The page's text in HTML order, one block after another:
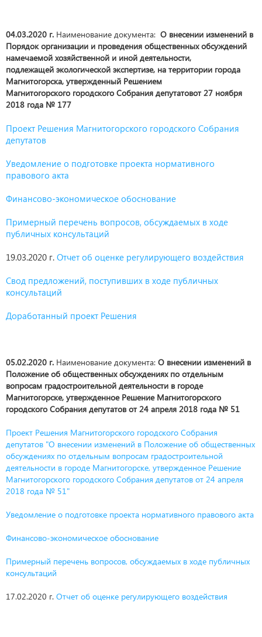
04.03.2020 г. Наименование документа: О внесении изменений в
Порядок организации и проведения общественных обсуждений
намечаемой хозяйственной и иной деятельности,
подлежащей экологической экспертизе, на территории города
Магнитогорска, утвержденный Решением
Магнитогорского городского Собрания депутатовот 27 ноября
2018 года № 177
Проект Решения Магнитогорского городского Собрания
депутатов
Уведомление о подготовке проекта нормативного
правового акта
Финансово-экономическое обоснование
Примерный перечень вопросов, обсуждаемых в ходе
публичных консультаций
19.03.2020 г. Отчет об оценке регулирующего воздействия
Свод предложений, поступивших в ходе публичных
консультаций
Доработанный проект Решения
05.02.2020 г. Наименование документа: О внесении изменений в
Положение об общественных обсуждениях по отдельным
вопросам градостроительной деятельности в городе
Магнитогорске, утвержденное Решение Магнитогорского
городского Собрания депутатов от 24 апреля 2018 года № 51
Проект Решения Магнитогорского городского Собрания
депутатов "О внесении изменений в Положение об общественных
обсуждениях по отдельным вопросам градостроительной
деятельности в городе Магнитогорске, утвержденное Решение
Магнитогорского городского Собрания депутатов от 24 апреля
2018 года № 51"
Уведомление о подготовке проекта нормативного правового акта
Финансово-экономическое обоснование
Примерный перечень вопросов, обсуждаемых в ходе публичных
консультаций
17.02.2020 г. Отчет об оценке регулирующего воздействия